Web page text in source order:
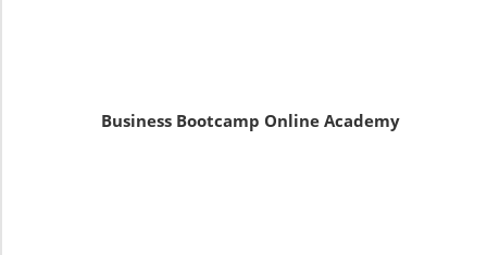
Business Bootcamp Online Academy